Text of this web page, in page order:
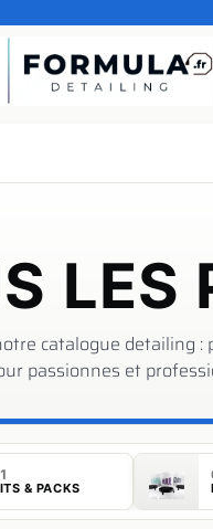
LES
catalogue detailing :
passionnes et
& PACKS